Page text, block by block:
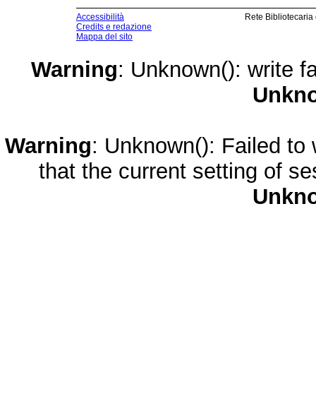
Accessibilità
Credits e redazione
Mappa del sito
Rete
Warning: Unknown(): write
Warning: Unknown(): Failed
that the current setting of